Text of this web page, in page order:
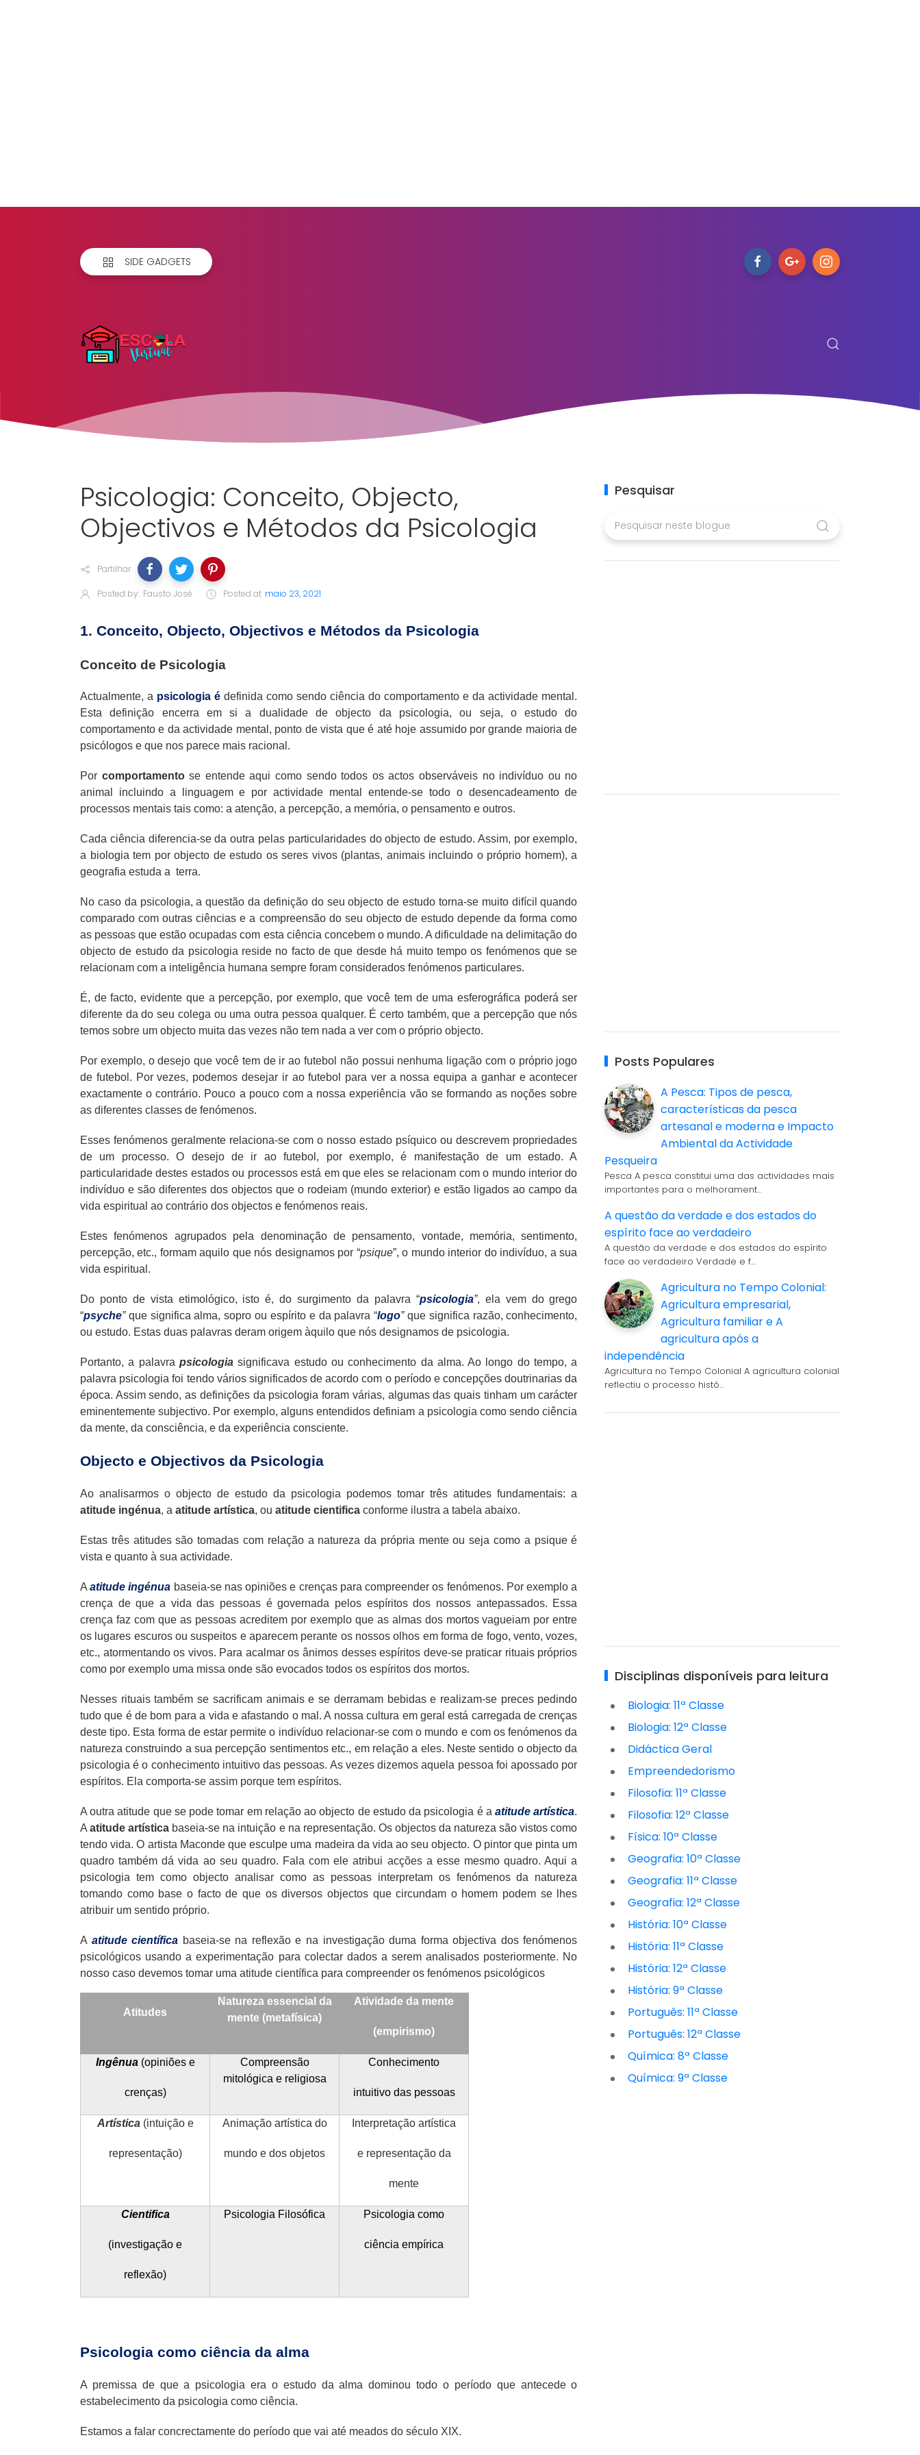
SIDE GADGETS
Psicologia: Conceito, Objecto,
Objectivos e Métodos da Psicologia
Partilhar
Posted by: Fausto José Posted at maio 23, 2021
1. Conceito, Objecto, Objectivos e Métodos da Psicologia
Conceito de Psicologia
Actualmente, a psicologia é definida como sendo ciência do comportamento e da actividade mental.
Esta definição encerra em si a dualidade de objecto da psicologia, ou seja, o estudo do
comportamento e da actividade mental, ponto de vista que é até hoje assumido por grande maioria de
psicólogos e que nos parece mais racional.
Por comportamentose entende aqui como sendo todos os actos observáveis no indivíduo ou no
animal incluindo a linguagem e por actividade mental entende-se todo o desencadeamento de
processos mentais tais como: a atenção, a percepção, a memória, o pensamento e outros.
Cada ciência diferencia-se da outra pelas particularidades do objecto de estudo. Assim, por exemplo,
a biologia tem por objecto de estudo os seres vivos (plantas, animais incluindo o próprio homem), a
geografia estuda a terra.
No caso da psicologia, a questão da definição do seu objecto de estudo torna-se muito difícil quando
comparado com outras ciências e a compreensão do seu objecto de estudo depende da forma como
as pessoas que estão ocupadas com esta ciência concebem o mundo. A dificuldade na delimitação do
objecto de estudo da psicologia reside no facto de que desde há muito tempo os fenómenos que se
relacionam com a inteligência humana sempre foram considerados fenómenos particulares.
É, de facto, evidente que a percepção, por exemplo, que você tem de uma esferográfica poderá ser
diferente da do seu colega ou uma outra pessoa qualquer. É certo também, que a percepção que nós
temos sobre um objecto muita das vezes não tem nada a ver com o próprio objecto.
Por exemplo, o desejo que você tem de ir ao futebol não possui nenhuma ligação com o próprio jogo
de futebol. Por vezes, podemos desejar ir ao futebol para ver a nossa equipa a ganhar e acontecer
exactamente o contrário. Pouco a pouco com a nossa experiência vão se formando as noções sobre
as diferentes classes de fenómenos.
Esses fenómenos geralmente relaciona-se com o nosso estado psíquico ou descrevem propriedades
de um processo. O desejo de ir ao futebol, por exemplo, é manifestação de um estado. A
particularidade destes estados ou processos está em que eles se relacionam com o mundo interior do
indivíduo e são diferentes dos objectos que o rodeiam (mundo exterior) e estão ligados ao campo da
vida espiritual ao contrário dos objectos e fenómenos reais.
Estes fenómenos agrupados pela denominação de pensamento, vontade, memória, sentimento,
percepção, etc., formam aquilo que nós designamos por “psique”, o mundo interior do indivíduo, a sua
vida espiritual.
Do ponto de vista etimológico, isto é, do surgimento da palavra “psicologia”, ela vem do grego
“psyche” que significa alma, sopro ou espírito e da palavra “logo” que significa razão, conhecimento,
ou estudo. Estas duas palavras deram origem àquilo que nós designamos de psicologia.
Portanto, a palavra psicologia significava estudo ou conhecimento da alma. Ao longo do tempo, a
palavra psicologia foi tendo vários significados de acordo com o período e concepções doutrinarias da
época. Assim sendo, as definições da psicologia foram várias, algumas das quais tinham um carácter
eminentemente subjectivo. Por exemplo, alguns entendidos definiam a psicologia como sendo ciência
da mente, da consciência, e da experiência consciente.
Objecto e Objectivos da Psicologia
Ao analisarmos o objecto de estudo da psicologia podemos tomar três atitudes fundamentais: a
atitude ingénua, a atitude artística, ou atitude cientifica conforme ilustra a tabela abaixo.
Estas três atitudes são tomadas com relação a natureza da própria mente ou seja como a psique é
vista e quanto à sua actividade.
Aatitude ingénua baseia-se nas opiniões e crenças para compreender os fenómenos. Por exemplo a
crença de que a vida das pessoas é governada pelos espíritos dos nossos antepassados. Essa
crença faz com que as pessoas acreditem por exemplo que as almas dos mortos vagueiam por entre
os lugares escuros ou suspeitos e aparecem perante os nossos olhos em forma de fogo, vento, vozes,
etc., atormentando os vivos. Para acalmar os ânimos desses espíritos deve-se praticar rituais próprios
como por exemplo uma missa onde são evocados todos os espíritos dos mortos.
Nesses rituais também se sacrificam animais e se derramam bebidas e realizam-se preces pedindo
tudo que é de bom para a vida e afastando o mal. A nossa cultura em geral está carregada de crenças
deste tipo. Esta forma de estar permite o indivíduo relacionar-se com o mundo e com os fenómenos da
natureza construindo a sua percepção sentimentos etc., em relação a eles. Neste sentido o objecto da
psicologia é o conhecimento intuitivo das pessoas. As vezes dizemos aquela pessoa foi apossado por
espíritos. Ela comporta-se assim porque tem espíritos.
A outra atitude que se pode tomar em relação ao objecto de estudo da psicologia é aatitude artística.
Aatitude artística baseia-se na intuição e na representação. Os objectos da natureza são vistos como
tendo vida. O artista Maconde que esculpe uma madeira da vida ao seu objecto. O pintor que pinta um
quadro também dá vida ao seu quadro. Fala com ele atribui acções a esse mesmo quadro. Aqui a
psicologia tem como objecto analisar como as pessoas interpretam os fenómenos da natureza
tomando como base o facto de que os diversos objectos que circundam o homem podem se lhes
atribuir um sentido próprio.
A atitude científica baseia-se na reflexão e na investigação duma forma objectiva dos fenómenos
psicológicos usando a experimentação para colectar dados a serem analisados posteriormente. No
nosso caso devemos tomar uma atitude científica para compreender os fenómenos psicológicos
Atitudes
Natureza essencial da
mente (metafísica)
Atividade da mente
(empirismo)
Ingênua (opiniões e
crenças)
Compreensão
mitológica e religiosa
Conhecimento
intuitivo das pessoas
Artística (intuição e
representação)
Animação artística do
mundo e dos objetos
Interpretação artística
e representação da
mente
Cientifica
(investigação e
reflexão)
Psicologia Filosófica Psicologia como
ciência empírica
Psicologia como ciência da alma
A premissa de que a psicologia era o estudo da alma dominou todo o período que antecede o
estabelecimento da psicologia como ciência.
Estamos a falar concrectamente do período que vai até meados do século XIX.
Pesquisar
Posts Populares
A Pesca: Tipos de pesca,
características da pesca
artesanal e moderna e Impacto
Ambiental da Actividade
Pesqueira
Pesca A pesca constitui uma das actividades mais
importantes para o melhorament…
A questão da verdade e dos estados do
espírito face ao verdadeiro
A questão da verdade e dos estados do espírito
face ao verdadeiro Verdade e f…
Agricultura no Tempo Colonial:
Agricultura empresarial,
Agricultura familiar e A
agricultura após a
independência
Agricultura no Tempo Colonial A agricultura colonial
reflectiu o processo histó…
Disciplinas disponíveis para leitura
Biologia: 11ª Classe
Biologia: 12ª Classe
Didáctica Geral
Empreendedorismo
Filosofia: 11ª Classe
Filosofia: 12ª Classe
Física: 10ª Classe
Geografia: 10ª Classe
Geografia: 11ª Classe
Geografia: 12ª Classe
História: 10ª Classe
História: 11ª Classe
História: 12ª Classe
História: 9ª Classe
Português: 11ª Classe
Português: 12ª Classe
Química: 8ª Classe
Química: 9ª Classe